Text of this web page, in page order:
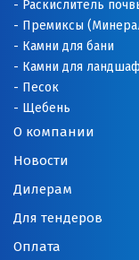
Новоуральск
Новоуткинск
Новый Уренгой
Ноябрьск
Нягань
О компании
Новости
Дилерам
Для тендеров
Оплата
Раскислитель
Премиксы
Камни для бани
Камни для
Песок
Щебень